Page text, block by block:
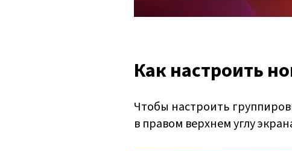
Как настроить
Чтобы настроить
в правом верхнем углу